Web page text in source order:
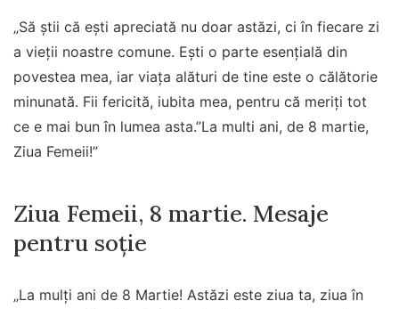
„Să știi că ești apreciată nu doar astăzi, ci în fiecare zi
a vieții noastre comune. Ești o parte esențială din
povestea mea, iar viața alături de tine este o călătorie
minunată. Fii fericită, iubita mea, pentru că meriți tot
ce e mai bun în lumea asta.”La multi ani, de 8 martie,
Ziua Femeii!”
Ziua Femeii, 8 martie. Mesaje
pentru soţie
„La mulți ani de 8 Martie! Astăzi este ziua ta, ziua în